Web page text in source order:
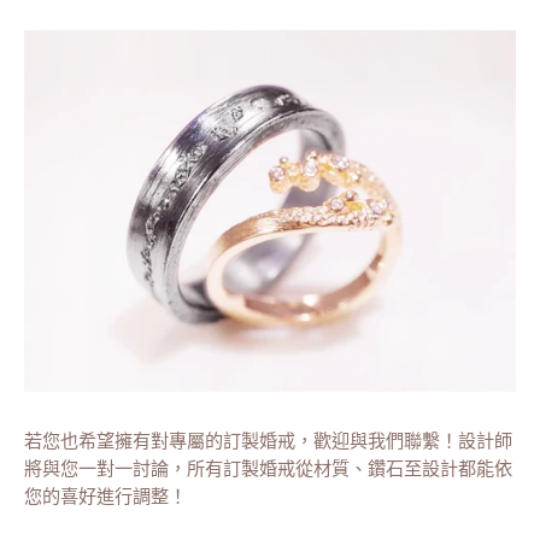
若您也希望擁有對專屬的訂製婚戒，歡迎與我們聯繫！設計師
將與您一對一討論，所有訂製婚戒從材質、鑽石至設計都能依
您的喜好進行調整！